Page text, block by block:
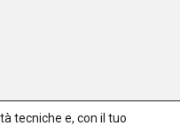
tecniche e, con il tuo